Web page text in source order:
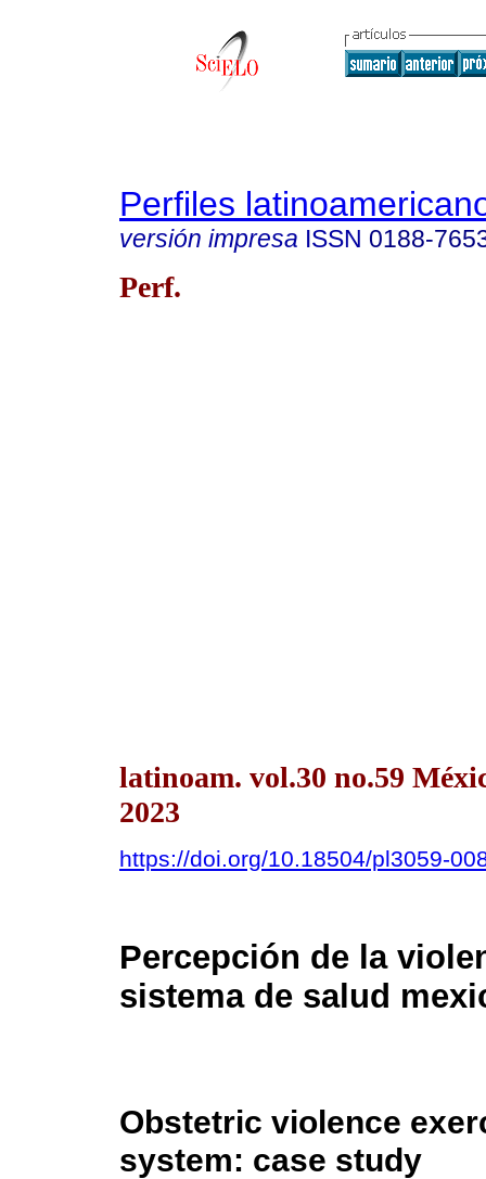
Perfiles
versión impresa ISSN 0188-
Perf.
latinoam. vol.30 no.59
2023
https://doi.org/10.18504/pl3059-
Percepción de la
sistema de salud
Obstetric violence
system: case study